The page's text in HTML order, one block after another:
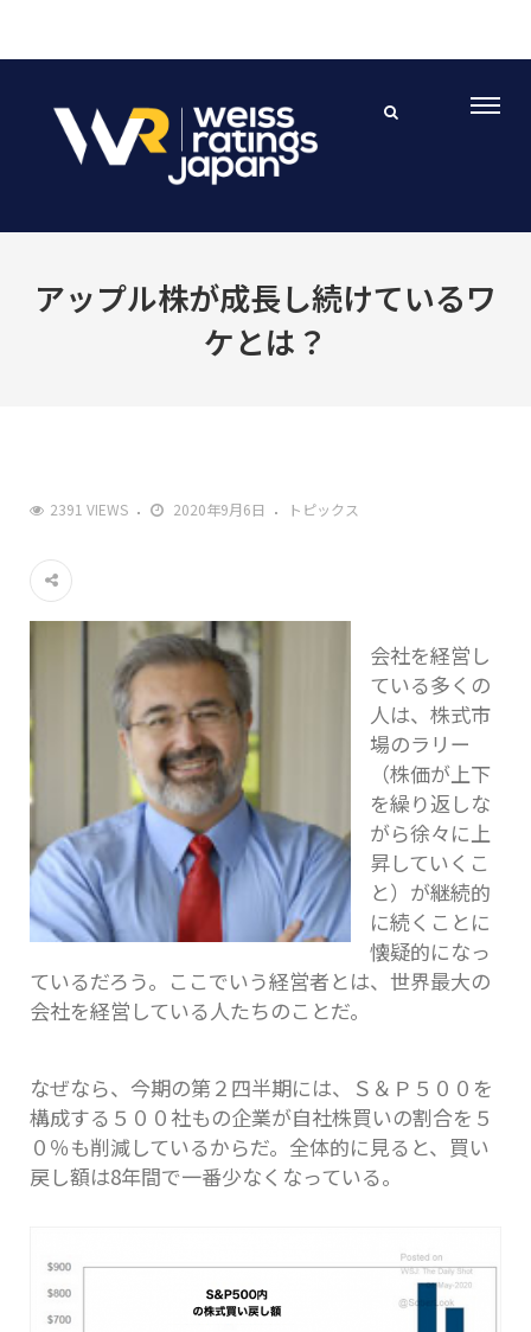
アップル株が成長し続けているワ
ケとは？
2391 VIEWS 2020年9月6日 トピックス
会社を経営し
ている多くの
人は、株式市
場のラリー
（株価が上下
を繰り返しな
がら徐々に上
昇していくこ
と）が継続的
に続くことに
懐疑的になっ
ているだろう。ここでいう経営者とは、世界最大の
会社を経営している人たちのことだ。
なぜなら、今期の第２四半期には、Ｓ＆Ｐ５００を
構成する５００社もの企業が自社株買いの割合を５
０％も削減しているからだ。全体的に見ると、買い
戻し額は8年間で一番少なくなっている。